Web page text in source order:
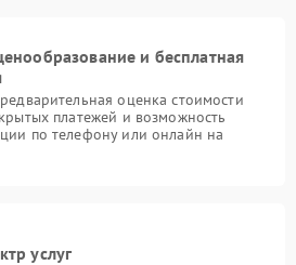
и бесплатная
оценка стоимости
платежей и возможность
по телефону или онлайн на
услуг